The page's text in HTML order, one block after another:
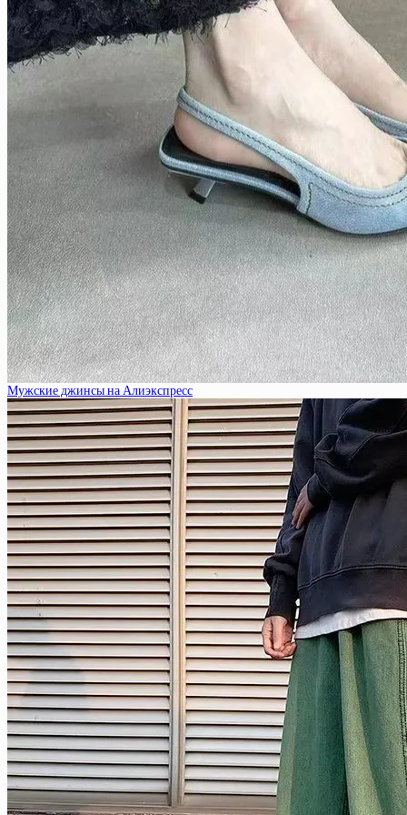
Мужские джинсы на Алиэкспресс